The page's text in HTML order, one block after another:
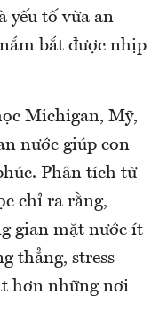
yếu tố vừa an
bắt được nhịp
Michigan, Mỹ,
nước giúp con
Phân tích từ
chỉ ra rằng,
gian mặt nước ít
thẳng, stress
hơn những nơi